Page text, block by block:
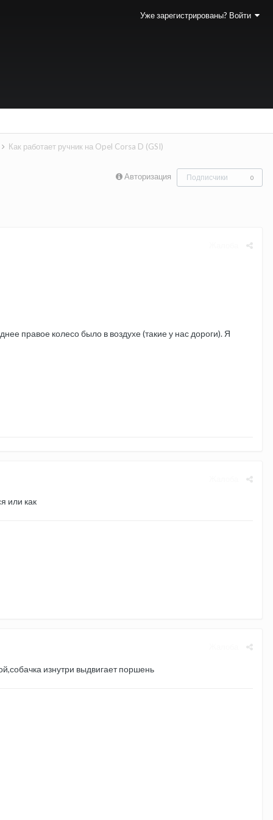
Уже зарегистрированы? Войти
Как работает ручник на Opel Corsa D (GSI)
Авторизация Подписчики 0
правое колесо было в воздухе (такие у нас дороги). Я
или как
изнутри выдвигает поршень